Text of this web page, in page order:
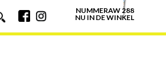
NUMMERAW 288
NU IN DE WINKEL